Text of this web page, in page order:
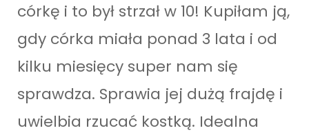
córkę i to był strzał w 10! Kupiłam ją,
gdy córka miała ponad 3 lata i od
kilku miesięcy super nam się
sprawdza. Sprawia jej dużą frajdę i
uwielbia rzucać kostką. Idealna